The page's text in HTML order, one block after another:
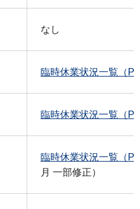
なし
臨時休業状況一覧（
臨時休業状況一覧（
臨時休業状況一覧（
月 一部修正）